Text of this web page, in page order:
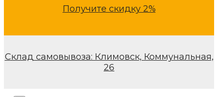
Получите скидку 2%
Склад самовывоза: Климовск, Коммунальная,
26